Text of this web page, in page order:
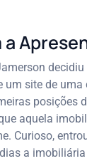
a
site de uma
posições
aquela
Curioso,
a